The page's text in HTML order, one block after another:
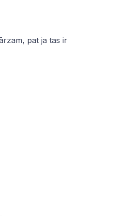
pat ja tas ir